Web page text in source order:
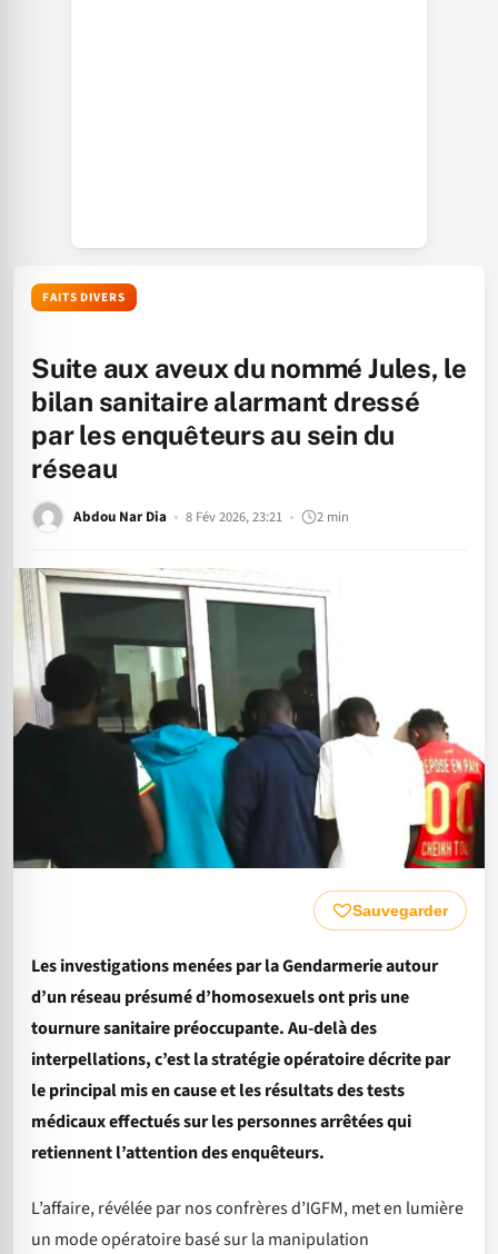
FAITS DIVERS
Suite aux aveux du nommé Jules, le
bilan sanitaire alarmant dressé
par les enquêteurs au sein du
réseau
Abdou Nar Dia 8 Fév 2026, 23:21 2 min
Sauvegarder
Les investigations menées par la Gendarmerie autour
d’un réseau présumé d’homosexuels ont pris une
tournure sanitaire préoccupante. Au-delà des
interpellations, c’est la stratégie opératoire décrite par
le principal mis en cause et les résultats des tests
médicaux effectués sur les personnes arrêtées qui
retiennent l’attention des enquêteurs.
L’affaire, révélée par nos confrères d’IGFM, met en lumière
un mode opératoire basé sur la manipulation